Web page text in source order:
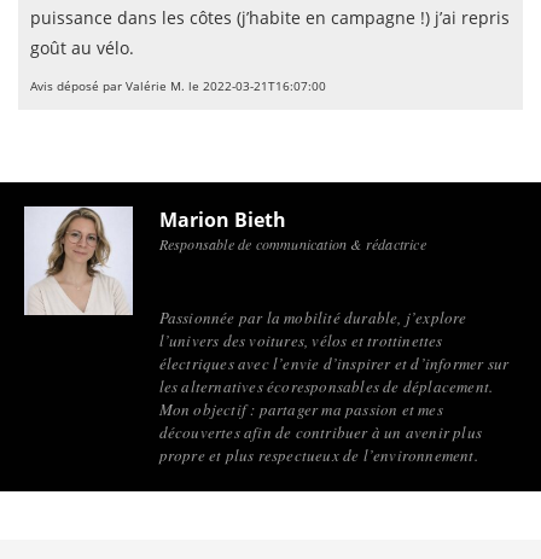
puissance dans les côtes (j’habite en campagne !) j’ai repris
goût au vélo.
Avis déposé par Valérie M. le 2022-03-21T16:07:00
Marion Bieth
Responsable de communication & rédactrice
Passionnée par la mobilité durable, j’explore
l’univers des voitures, vélos et trottinettes
électriques avec l’envie d’inspirer et d’informer sur
les alternatives écoresponsables de déplacement.
Mon objectif : partager ma passion et mes
découvertes afin de contribuer à un avenir plus
propre et plus respectueux de l’environnement.